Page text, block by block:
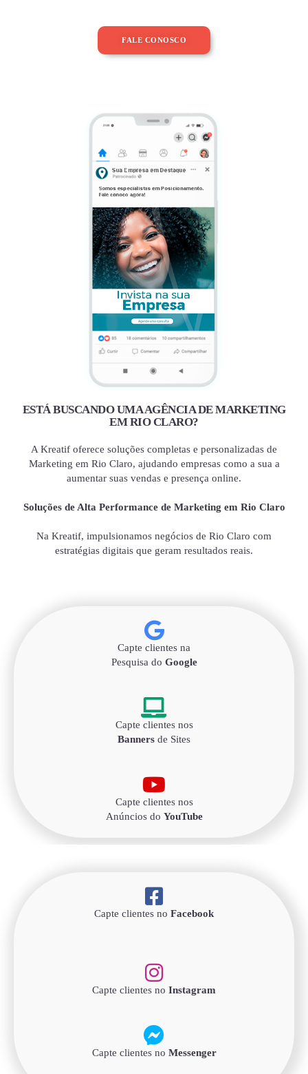
FALE CONOSCO
ESTÁ BUSCANDO UMA AGÊNCIA DE MARKETING
EM RIO CLARO?
A Kreatif oferece soluções completas e personalizadas de
Marketing em Rio Claro, ajudando empresas como a sua a
aumentar suas vendas e presença online.
Soluções de Alta Performance de Marketing em Rio Claro
Na Kreatif, impulsionamos negócios de Rio Claro com
estratégias digitais que geram resultados reais.
Capte clientes na
Pesquisa do Google
Capte clientes nos
Banners de Sites
Capte clientes nos
Anúncios do YouTube
Capte clientes no Facebook
Capte clientes no Instagram
Capte clientes no Messenger